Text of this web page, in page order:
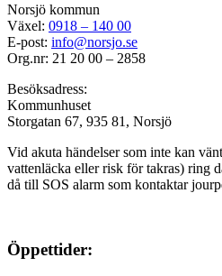
Norsjö kommun
Växel: 0918 – 140 00
E-post: info@norsjo.se
Org.nr: 21 20 00 – 2858
Besöksadress:
Kommunhuset
Storgatan 67, 935 81, Norsjö
Vid akuta händelser som inte kan
vattenläcka ellerrisk för takras) ring
då till SOS alarm som kontaktar
Öppettider: